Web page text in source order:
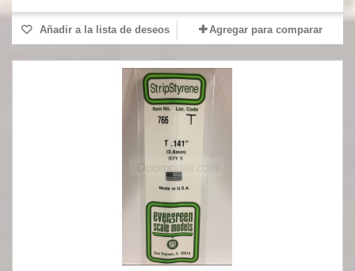
Añadir a la lista de deseos Agregar para comparar